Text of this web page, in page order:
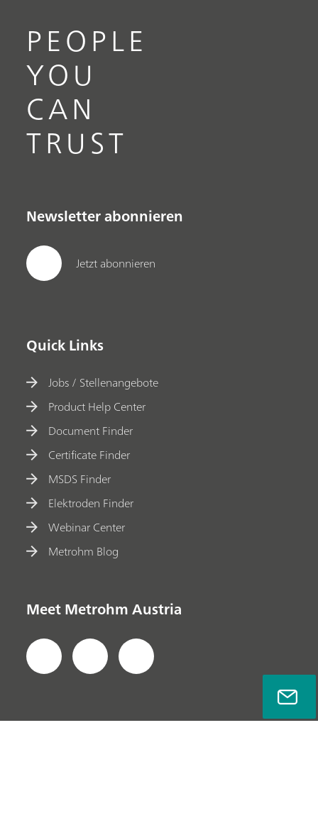
PEOPLE
YOU
CAN
TRUST
Newsletter abonnieren
Jetzt abonnieren
Quick Links
Jobs / Stellenangebote
Product Help Center
Document Finder
Certificate Finder
MSDS Finder
Elektroden Finder
Webinar Center
Metrohm Blog
Meet Metrohm Austria